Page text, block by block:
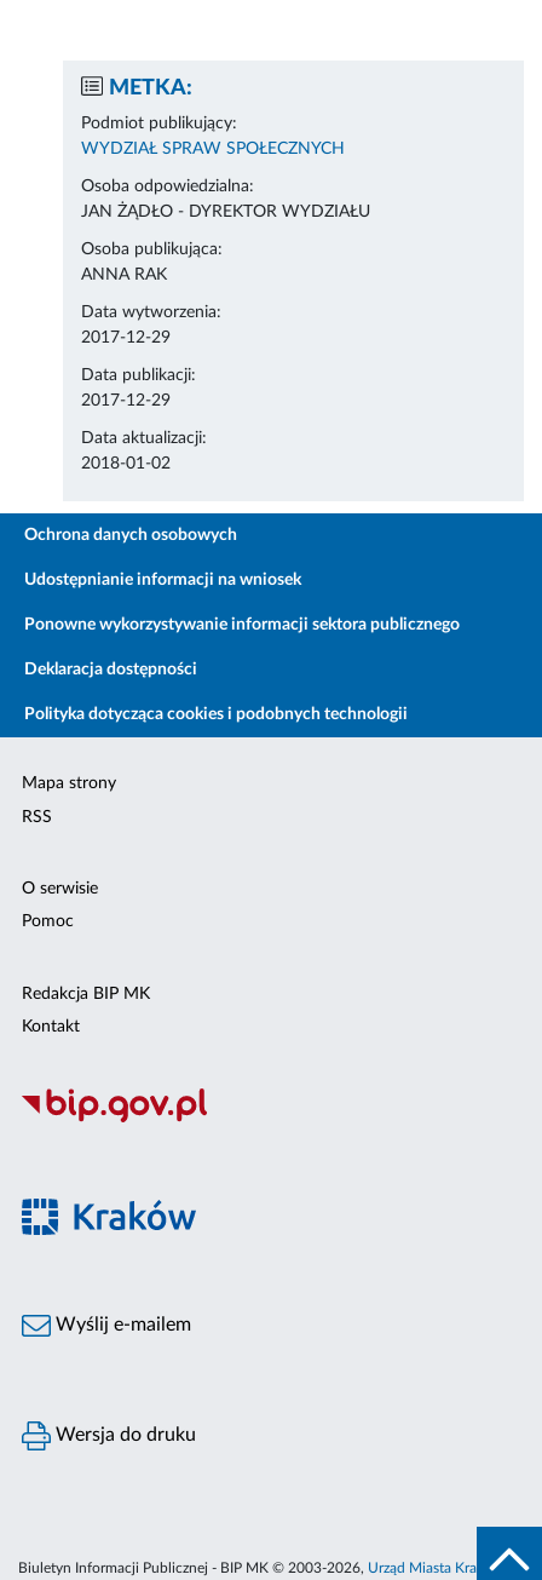
METKA:
Podmiot publikujący:
WYDZIAŁ SPRAW SPOŁECZNYCH
Osoba odpowiedzialna:
JAN ŻĄDŁO - DYREKTOR WYDZIAŁU
Osoba publikująca:
ANNA RAK
Data wytworzenia:
2017-12-29
Data publikacji:
2017-12-29
Data aktualizacji:
2018-01-02
Ochrona danych osobowych
Udostępnianie informacji na wniosek
Ponowne wykorzystywanie informacji sektora publicznego
Deklaracja dostępności
Polityka dotycząca cookies i podobnych technologii
Mapa strony
RSS
O serwisie
Pomoc
Redakcja BIP MK
Kontakt
Wyślij e-mailem
Wersja do druku
Biuletyn Informacji Publicznej - BIP MK © 2003-2026, Urząd Miasta Krakowa